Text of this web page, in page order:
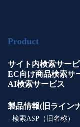
Product
サイト内検索サー
EC向け商品検索サ
AI検索サービス
製品情報(旧ライン
- 検索ASP（旧名称）